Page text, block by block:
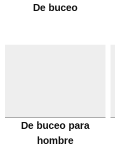
De buceo
De buceo para
hombre